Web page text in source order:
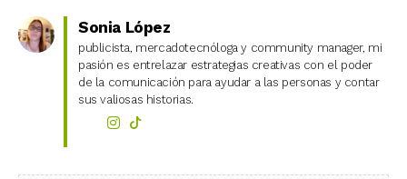
Sonia López
publicista, mercadotecnóloga y community manager, mi
pasión es entrelazar estrategias creativas con el poder
de la comunicación para ayudar a las personas y contar
sus valiosas historias.